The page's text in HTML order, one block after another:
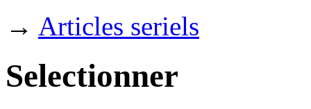
→ Articles seriels
Selectionner